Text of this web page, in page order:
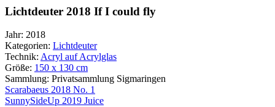
Lichtdeuter 2018 If I could fly
Jahr: 2018
Kategorien: Lichtdeuter
Technik: Acryl auf Acrylglas
Größe: 150 x 130 cm
Sammlung: Privatsammlung Sigmaringen
Beitragsnavigation
Scarabaeus 2018 No. 1
SunnySideUp 2019 Juice